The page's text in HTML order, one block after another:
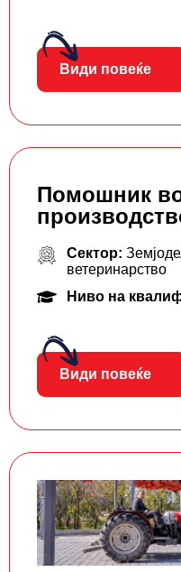
Види повеќе
Помошник
Сектор:
ветеринарство
Ниво на
Види повеќе